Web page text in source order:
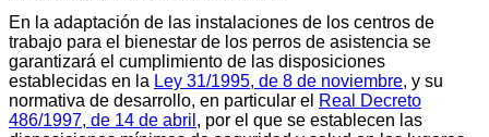
En la adaptación de las instalaciones de los centros de
trabajo para el bienestar de los perros de asistencia se
garantizará el cumplimiento de las disposiciones
establecidas en la Ley 31/1995, de 8 de noviembre, y su
normativa de desarrollo, en particular el Real Decreto
486/1997, de 14 de abril , por el que se establecen las